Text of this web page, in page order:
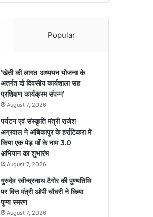
Popular
’खेती की लागत अध्ययन योजना के
अतर्गत दो दिवसीय कार्यशाला सह
प्रशिक्षण कार्यक्रम संपन्न’
August 7, 2026
पर्यटन एवं संस्कृति मंत्री राजेश
अग्रवाल ने अंबिकापुर के हर्राटिकरा में
किया एक पेड़ माँ के नाम 3.0
अभियान का शुभारंभ
August 7, 2026
गुरुदेव रवीन्द्रनाथ टैगोर की पुण्यतिथि
पर वित्त मंत्री ओपी चौधरी ने किया
पुण्य स्मरण
August 7, 2026